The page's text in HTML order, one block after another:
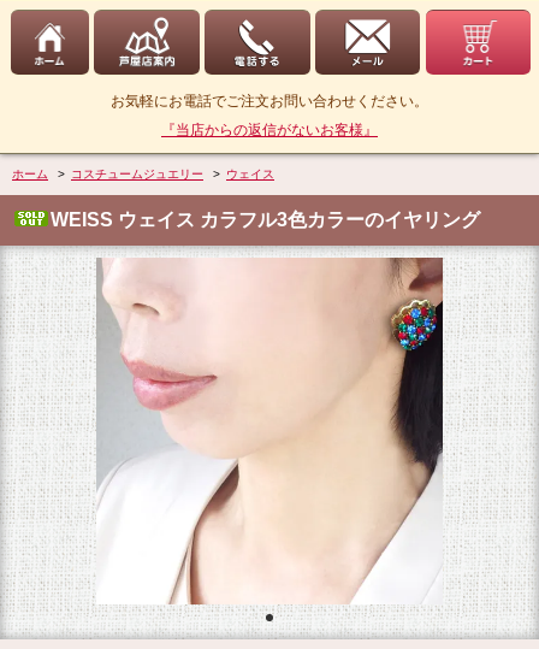
お気軽にお電話でご注文お問い合わせください。
『当店からの返信がないお客様』
ホーム > コスチュームジュエリー > ウェイス
WEISS ウェイス カラフル3色カラーのイヤリング